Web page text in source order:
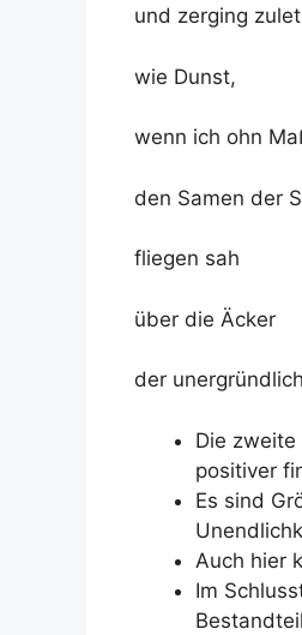
und zerging
wie Dunst,
wenn ich ohn
den Samen der
fliegen sah
über die Äcker
der
Die
positiver
Es sind
Auch hier
Im